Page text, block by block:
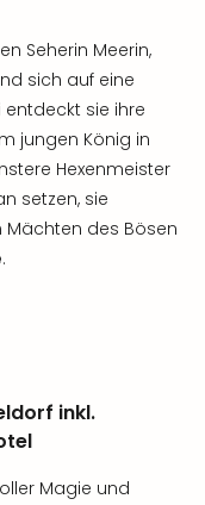
Seherin Meerin,
sich auf eine
sie ihre
jungen König in
Hexenmeister
setzen, sie
Mächten des Bösen
.
inkl.
Magie und